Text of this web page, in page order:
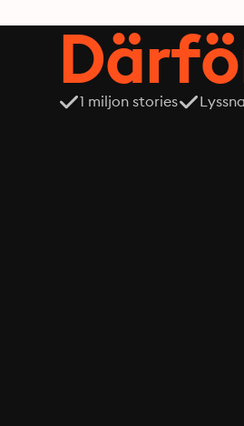
1 miljon stories